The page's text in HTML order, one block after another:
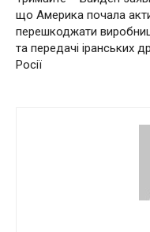
що Америка почала
перешкоджати
та передачі іранських
Росії